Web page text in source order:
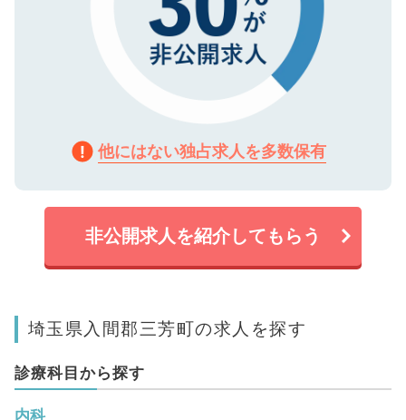
他にはない独占求人を多数保有
非公開求人を紹介してもらう
埼玉県入間郡三芳町の求人を探す
診療科目から探す
内科